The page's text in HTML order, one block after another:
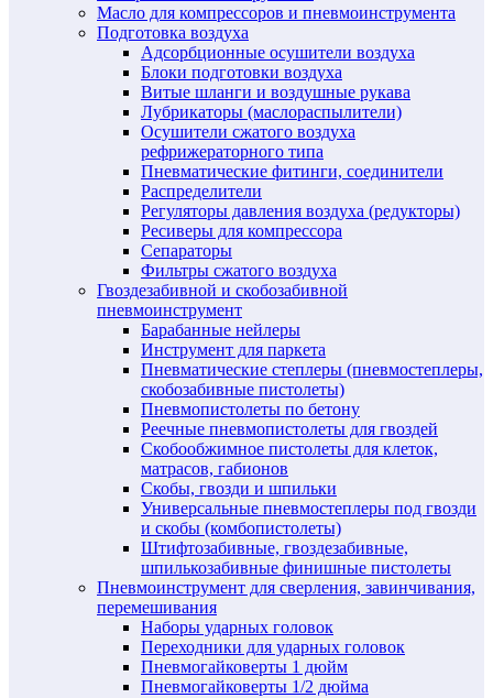
Масло для компрессоров и пневмоинструмента
Подготовка воздуха
Адсорбционные осушители воздуха
Блоки подготовки воздуха
Витые шланги и воздушные рукава
Лубрикаторы (маслораспылители)
Осушители сжатого воздуха
рефрижераторного типа
Пневматические фитинги, соединители
Распределители
Регуляторы давления воздуха (редукторы)
Ресиверы для компрессора
Сепараторы
Фильтры сжатого воздуха
Гвоздезабивной и скобозабивной
пневмоинструмент
Барабанные нейлеры
Инструмент для паркета
Пневматические степлеры (пневмостеплеры,
скобозабивные пистолеты)
Пневмопистолеты по бетону
Реечные пневмопистолеты для гвоздей
Скобообжимное пистолеты для клеток,
матрасов, габионов
Скобы, гвозди и шпильки
Универсальные пневмостеплеры под гвозди
и скобы (комбопистолеты)
Штифтозабивные, гвоздезабивные,
шпилькозабивные финишные пистолеты
Пневмоинструмент для сверления, завинчивания,
перемешивания
Наборы ударных головок
Переходники для ударных головок
Пневмогайковерты 1 дюйм
Пневмогайковерты 1/2 дюйма